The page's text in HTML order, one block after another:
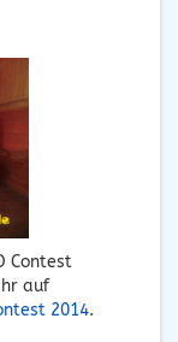
Contest
auf
2014.